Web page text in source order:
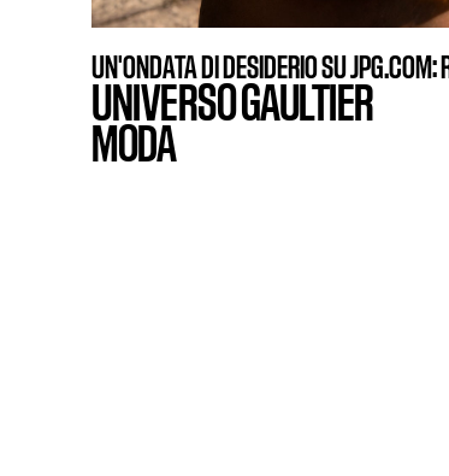
UN'ONDATA DI DESIDERIO SU JPG.COM:
UNIVERSO GAULTIER
MODA